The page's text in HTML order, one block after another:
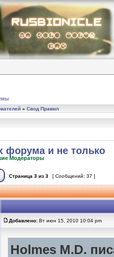
» Свод Правил
форума и не только
Модераторы
Страница 3 из 3 [ Сообщений: 37 ]
Добавлено: Вт июн 15, 2010 10:04 pm
Holmes M.D.